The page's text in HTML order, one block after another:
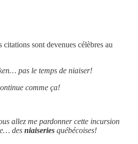
sont devenues célèbres au
pas le temps de niaiser!
comme ça!
allez me pardonner cette incursion
des niaiseries québécoises!